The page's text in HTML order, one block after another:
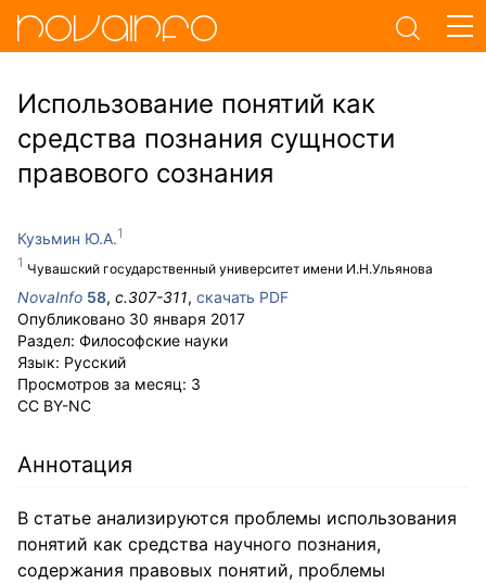
Использование понятий как
средства познания сущности
правового сознания
Кузьмин Ю.А.
Чувашский государственный университет имени И.Н.Ульянова
NovaInfo 58, с.307-311, скачать PDF
Опубликовано 30 января 2017
Раздел: Философские науки
Язык: Русский
Просмотров за месяц: 3
CC BY-NC
Аннотация
В статье анализируются проблемы использования
понятий как средства научного познания,
содержания правовых понятий, проблемы